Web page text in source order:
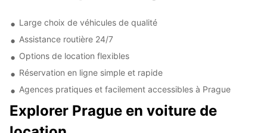
Large choix de véhicules de qualité
Assistance routière 24/7
Options de location flexibles
Réservation en ligne simple et rapide
Agences pratiques et facilement accessibles à Prague
Explorer Prague en voiture de